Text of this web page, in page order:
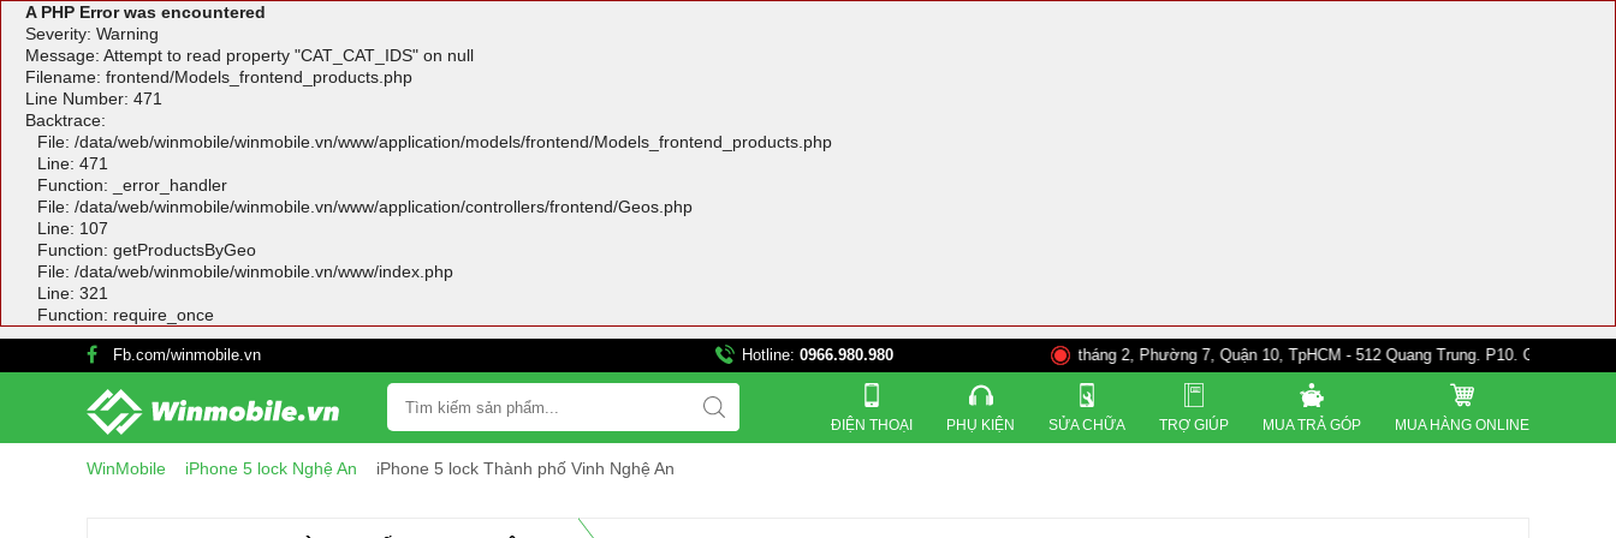
A PHP Error was encountered
Severity: Warning
Message: Attempt to read property "CAT_CAT_IDS" on null
Filename: frontend/Models_frontend_products.php
Line Number: 471
Backtrace:
File: /data/web/winmobile/winmobile.vn/www/application/models/frontend/Models_frontend_products.php
Line: 471
Function: _error_handler
File: /data/web/winmobile/winmobile.vn/www/application/controllers/frontend/Geos.php
Line: 107
Function: getProductsByGeo
File: /data/web/winmobile/winmobile.vn/www/index.php
Line: 321
Function: require_once
Fb.com/winmobile.vn Hotline: 0966.980.980 821 Đường 3 tháng 2, Phường 7, Quận 10, TpHCM - 512 Quang Trung. P10. Gò Vấp - 528A
ĐIỆN THOẠI PHỤ KIỆN SỬA CHỮA TRỢ GIÚP MUA TRẢ GÓP MUA HÀNG ONLINE
WinMobile iPhone 5 lock Nghệ An iPhone 5 lock Thành phố Vinh Nghệ An